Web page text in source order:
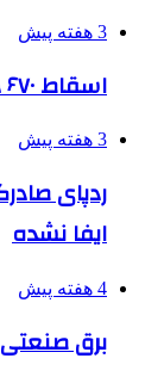
3 هفته پیش
اسقاط ۶۷۰ هزار خودروی فرسوده طی ۳ سال
3 هفته پیش
ردپای
ایفا نشده
4 هفته پیش
برق صنعتی در ایران ۱۵